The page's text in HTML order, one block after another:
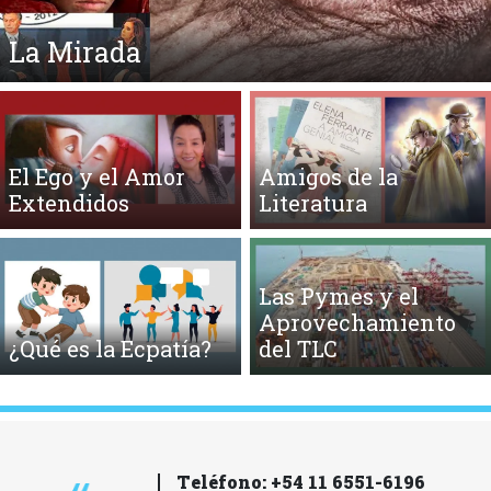
La Mirada
El Ego y el Amor
Extendidos
Amigos de la
Literatura
¿Qué es la Ecpatía?
Las Pymes y el
Aprovechamiento
del TLC
Teléfono: +54 11 6551-6196